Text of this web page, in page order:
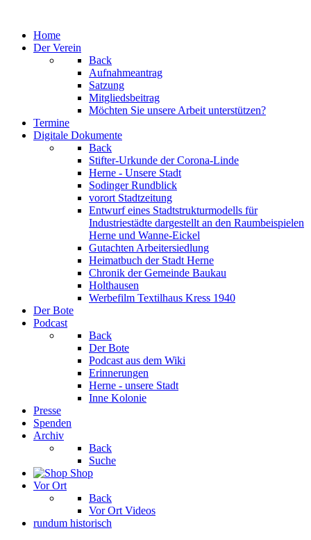
Home
Der Verein
Back
Aufnahmeantrag
Satzung
Mitgliedsbeitrag
Möchten Sie unsere Arbeit unterstützen?
Termine
Digitale Dokumente
Back
Stifter-Urkunde der Corona-Linde
Herne - Unsere Stadt
Sodinger Rundblick
vorort Stadtzeitung
Entwurf eines Stadtstrukturmodells für
Industriestädte dargestellt an den Raumbeispielen
Herne und Wanne-Eickel
Gutachten Arbeitersiedlung
Heimatbuch der Stadt Herne
Chronik der Gemeinde Baukau
Holthausen
Werbefilm Textilhaus Kress 1940
Der Bote
Podcast
Back
Der Bote
Podcast aus dem Wiki
Erinnerungen
Herne - unsere Stadt
Inne Kolonie
Presse
Spenden
Archiv
Back
Suche
Shop
Vor Ort
Back
Vor Ort Videos
rundum historisch